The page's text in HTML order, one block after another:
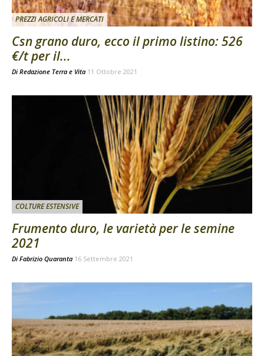
PREZZI AGRICOLI E MERCATI
Csn grano duro, ecco il primo listino: 526
€/t per il...
Di Redazione Terra e Vita 11 Ottobre 2021
COLTURE ESTENSIVE
Frumento duro, le varietà per le semine
2021
Di Fabrizio Quaranta 16 Settembre 2021